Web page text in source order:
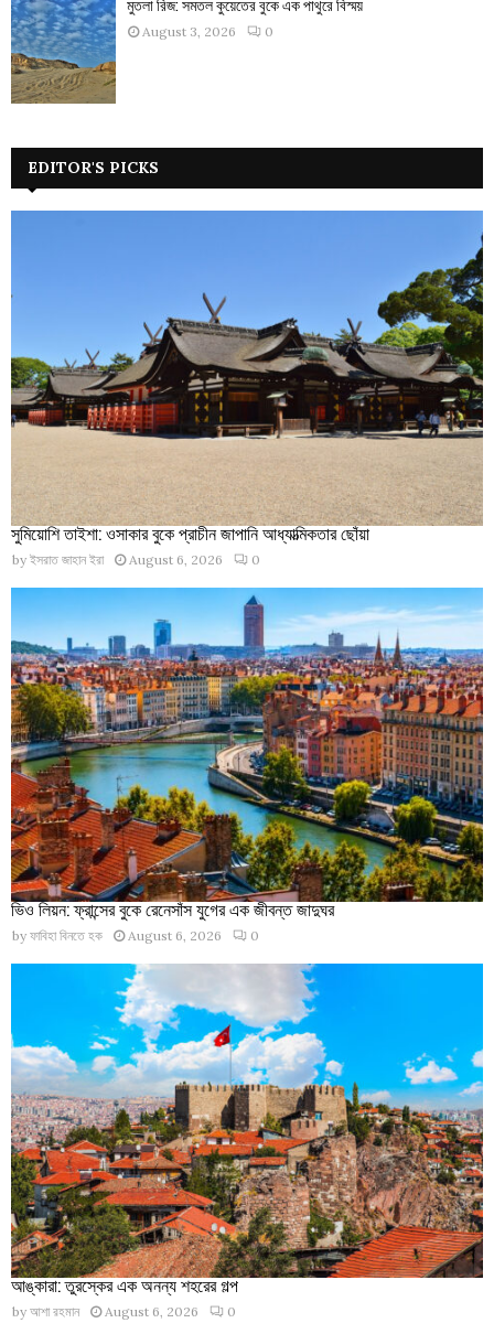
মুতলা রিজ: সমতল কুয়েতের বুকে এক পাথুরে বিস্ময়
August 3, 2026 0
EDITOR'S PICKS
সুমিয়োশি তাইশা: ওসাকার বুকে প্রাচীন জাপানি আধ্যাত্মিকতার ছোঁয়া
by ইসরাত জাহান ইরা August 6, 2026 0
ভিও লিয়ন: ফ্রান্সের বুকে রেনেসাঁস যুগের এক জীবন্ত জাদুঘর
by ফাবিহা বিনতে হক August 6, 2026 0
আঙ্কারা: তুরস্কের এক অনন্য শহরের গল্প
by আশা রহমান August 6, 2026 0